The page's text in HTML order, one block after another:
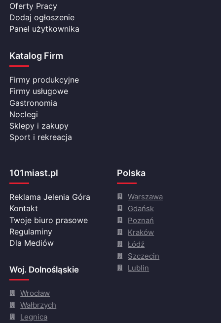
Oferty Pracy
Dodaj ogłoszenie
Panel użytkownika
Katalog Firm
Firmy produkcyjne
Firmy usługowe
Gastronomia
Noclegi
Sklepy i zakupy
Sport i rekreacja
101miast.pl
Reklama Jelenia Góra
Kontakt
Twoje biuro prasowe
Regulaminy
Dla Mediów
Woj. Dolnośląskie
Wrocław
Wałbrzych
Legnica
Polska
Warszawa
Gdańsk
Poznań
Kraków
Łódź
Szczecin
Lublin